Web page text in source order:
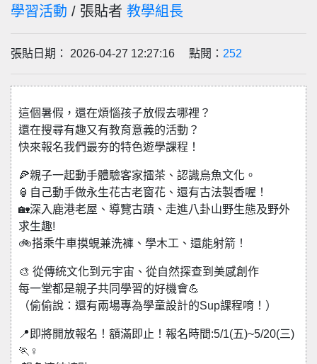
學習活動 / 張貼者 教學組長
張貼日期： 2026-04-27 12:27:16 點閱： 252
這個暑假，還在煩惱孩子放假去哪裡？
還在搜尋有趣又有教育意義的活動？
快來報名我們最夯的特色遊學課程！
🍕親子一起動手體驗客家擂茶、認識烏魚文化。
🏮自己動手做永生花古老窗花、還有古法製香喔！
🏡深入鹿港老屋、導覽古蹟、走進八卦山野生態及野外
求生趣!
🚲搭乘牛車摸蜆兼洗褲、學木工、還能射箭！
🎨 從傳統文化到元宇宙、從自然探查到美感創作
每一堂都是親子共同學習的好機會💪
（偷偷說：還有兩場專為學童設計的Sup課程唷！）
📍即將開放報名！額滿即止！報名時間:5/1(五)~5/20(三)
🏃♀️